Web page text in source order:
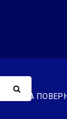
ОБМІН ТА